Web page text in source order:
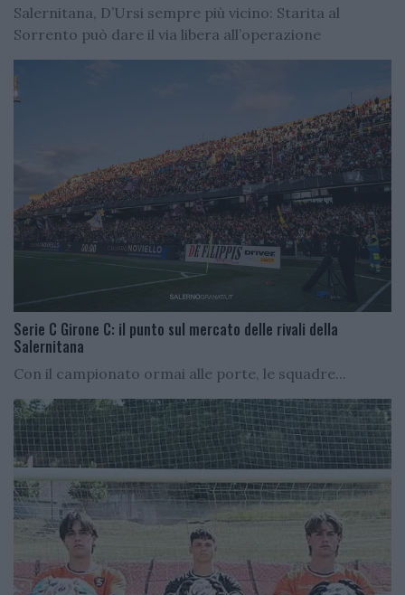
Salernitana, D’Ursi sempre più vicino: Starita al
Sorrento può dare il via libera all’operazione
Serie C Girone C: il punto sul mercato delle rivali della
Salernitana
Con il campionato ormai alle porte, le squadre...